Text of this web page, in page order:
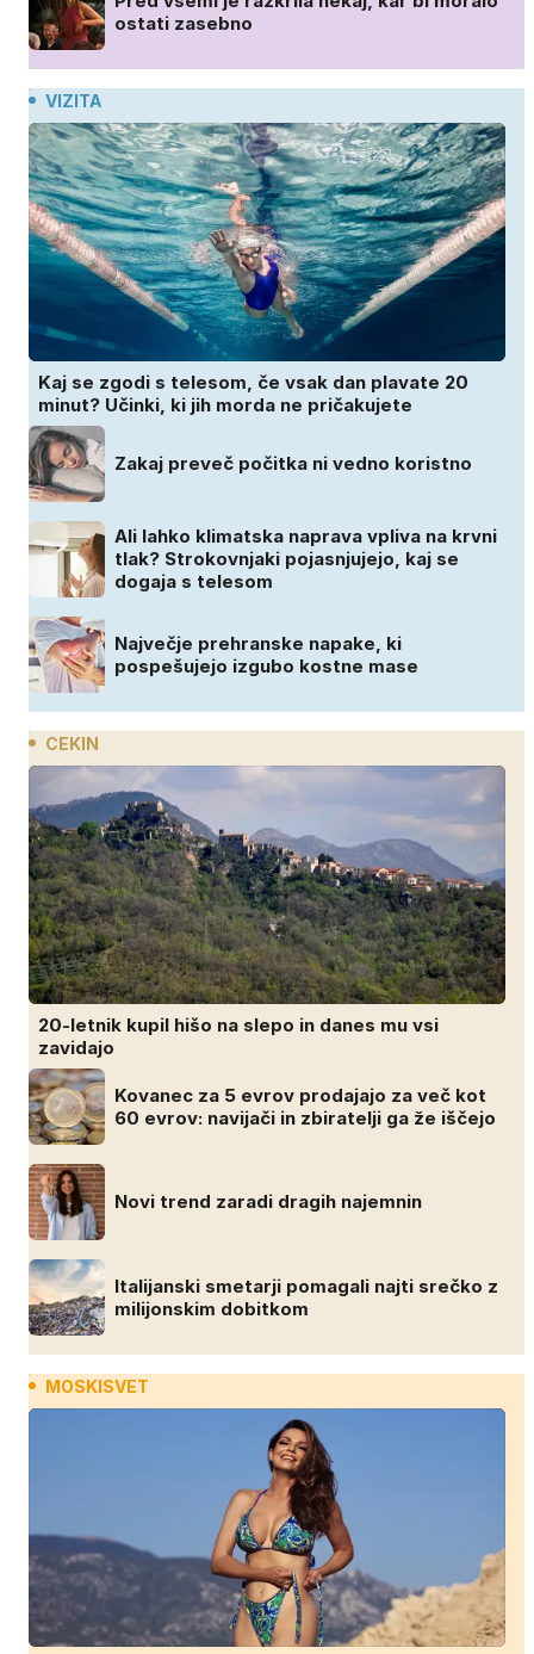
ostati zasebno
VIZITA
Kaj se zgodi s telesom, če vsak dan plavate 20
minut? Učinki, ki jih morda ne pričakujete
Zakaj preveč počitka ni vedno koristno
Ali lahko klimatska naprava vpliva na krvni
tlak? Strokovnjaki pojasnjujejo, kaj se
dogaja s telesom
Največje prehranske napake, ki
pospešujejo izgubo kostne mase
CEKIN
20-letnik kupil hišo na slepo in danes mu vsi
zavidajo
Kovanec za 5 evrov prodajajo za več kot
60 evrov: navijači in zbiratelji ga že iščejo
Novi trend zaradi dragih najemnin
Italijanski smetarji pomagali najti srečko z
milijonskim dobitkom
MOSKISVET